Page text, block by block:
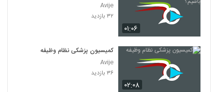
۰۱:۰۶
Avije
۳۲ بازدید
۰۲:۰۸
کمیسیون پزشکی نظام وظیفه
Avije
۳۶ بازدید